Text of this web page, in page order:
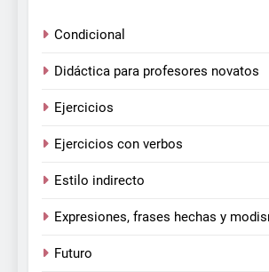
Condicional
Didáctica para profesores novatos
Ejercicios
Ejercicios con verbos
Estilo indirecto
Expresiones, frases hechas y
Futuro